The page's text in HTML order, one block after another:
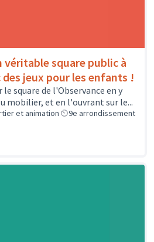
véritable square public à
jeux pour les enfants !
square de l'Observance en y
mobilier, et en l'ouvrant sur le...
et animation
9e arrondissement